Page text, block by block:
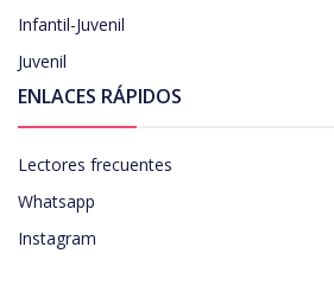
Infantil-Juvenil
Juvenil
ENLACES RÁPIDOS
Lectores frecuentes
Whatsapp
Instagram